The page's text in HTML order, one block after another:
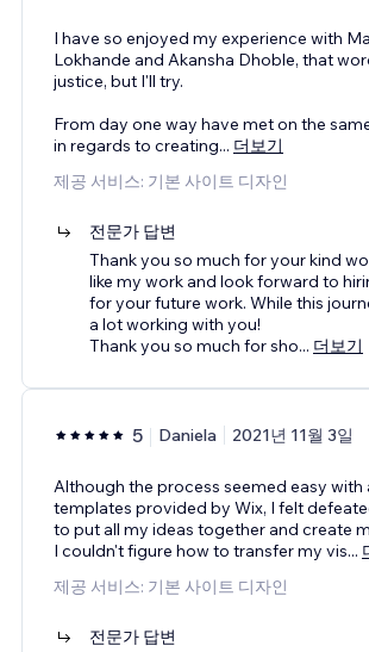
I have so enjoyed my experience with
Lokhande and Akansha Dhoble, that
justice, but I'll try.
From day one way have met on the
in regards to creating... 더보기
제공 서비스: 기본 사이트 디자인
전문가 답변
Thank you so much for your kind
like my work and look forward to
for your future work. While this
a lot working with you!
Thank you so much for sho... 더보기
5 Daniela 2021년 11월 3일
Although the process seemed easy with
templates provided by Wix, I felt
to put all my ideas together and create
I couldn't figure how to transfer my vis...
제공 서비스: 기본 사이트 디자인
전문가 답변